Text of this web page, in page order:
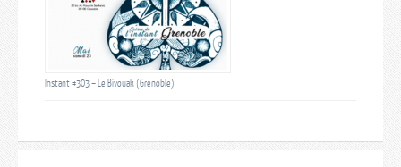
Instant #303 – Le Bivouak (Grenoble)